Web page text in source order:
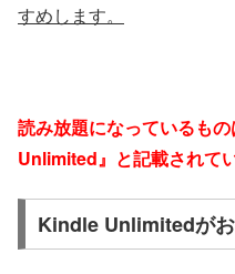
すめします。
読み放題になっているも
Unlimited』と記載されて
Kindle Unlimitedが